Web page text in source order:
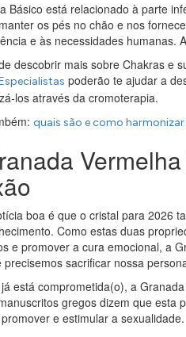
Básico está relacionado à parte
os pés no chão e nos
e às necessidades humanas.
descobrir mais sobre Chakras e
poderão te ajudar a
los através da cromoterapia.
quais são e como
boa é que o cristal para 2026
Como estas duas
e promover a cura emocional, a
precisemos sacrificar nossa
está comprometida(o), a
gregos dizem que esta
e estimular a sexualidade.